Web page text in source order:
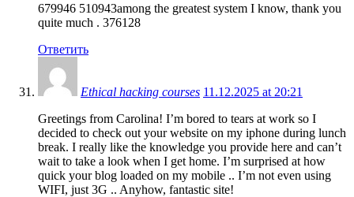
679946 510943among the greatest system I know, thank you
quite much . 376128
Ответить
Ethical hacking courses 11.12.2025 at 20:21
Greetings from Carolina! I’m bored to tears at work so I
decided to check out your website on my iphone during lunch
break. I really like the knowledge you provide here and can’t
wait to take a look when I get home. I’m surprised at how
quick your blog loaded on my mobile .. I’m not even using
WIFI, just 3G .. Anyhow, fantastic site!